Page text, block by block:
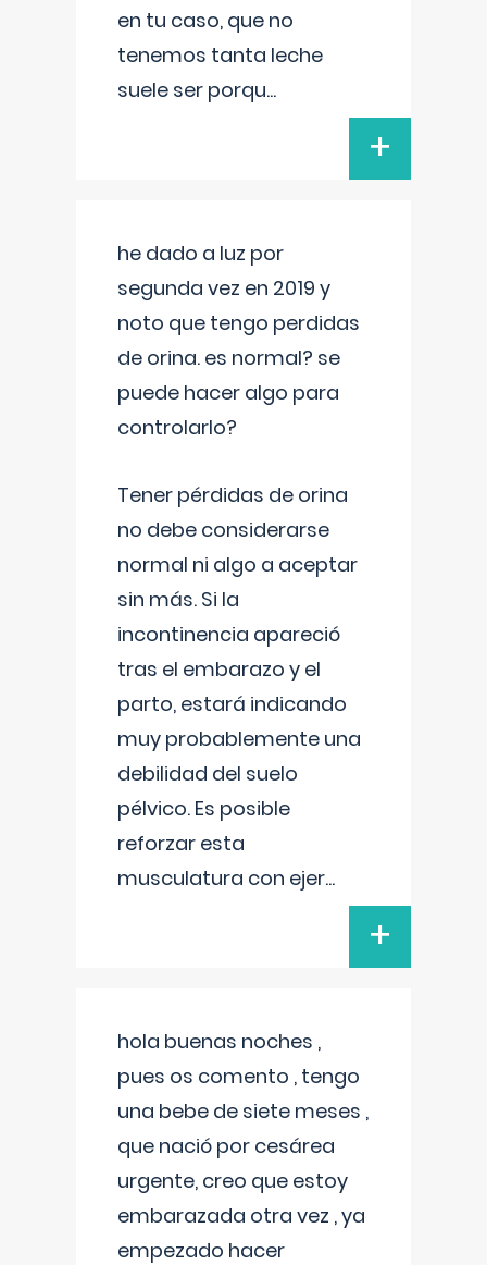
en tu caso, que no
tenemos tanta leche
suele ser porqu...
+
he dado a luz por
segunda vez en 2019 y
noto que tengo perdidas
de orina. es normal? se
puede hacer algo para
controlarlo?
Tener pérdidas de orina
no debe considerarse
normal ni algo a aceptar
sin más. Si la
incontinencia apareció
tras el embarazo y el
parto, estará indicando
muy probablemente una
debilidad del suelo
pélvico. Es posible
reforzar esta
musculatura con ejer...
+
hola buenas noches ,
pues os comento , tengo
una bebe de siete meses ,
que nació por cesárea
urgente, creo que estoy
embarazada otra vez , ya
empezado hacer